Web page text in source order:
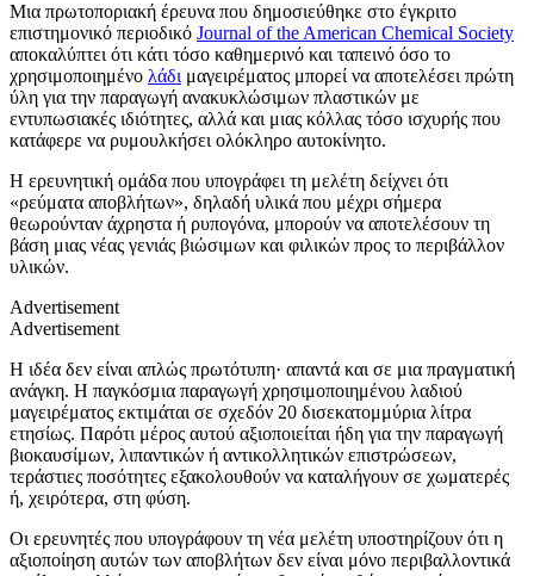
Μια πρωτοποριακή έρευνα που δημοσιεύθηκε στο έγκριτο
επιστημονικό περιοδικό Journal of the American Chemical Society
αποκαλύπτει ότι κάτι τόσο καθημερινό και ταπεινό όσο το
χρησιμοποιημένο λάδι μαγειρέματος μπορεί να αποτελέσει πρώτη
ύλη για την παραγωγή ανακυκλώσιμων πλαστικών με
εντυπωσιακές ιδιότητες, αλλά και μιας κόλλας τόσο ισχυρής που
κατάφερε να ρυμουλκήσει ολόκληρο αυτοκίνητο.
Η ερευνητική ομάδα που υπογράφει τη μελέτη δείχνει ότι
«ρεύματα αποβλήτων», δηλαδή υλικά που μέχρι σήμερα
θεωρούνταν άχρηστα ή ρυπογόνα, μπορούν να αποτελέσουν τη
βάση μιας νέας γενιάς βιώσιμων και φιλικών προς το περιβάλλον
υλικών.
Advertisement
Advertisement
Η ιδέα δεν είναι απλώς πρωτότυπη· απαντά και σε μια πραγματική
ανάγκη. Η παγκόσμια παραγωγή χρησιμοποιημένου λαδιού
μαγειρέματος εκτιμάται σε σχεδόν 20 δισεκατομμύρια λίτρα
ετησίως. Παρότι μέρος αυτού αξιοποιείται ήδη για την παραγωγή
βιοκαυσίμων, λιπαντικών ή αντικολλητικών επιστρώσεων,
τεράστιες ποσότητες εξακολουθούν να καταλήγουν σε χωματερές
ή, χειρότερα, στη φύση.
Οι ερευνητές που υπογράφουν τη νέα μελέτη υποστηρίζουν ότι η
αξιοποίηση αυτών των αποβλήτων δεν είναι μόνο περιβαλλοντικά